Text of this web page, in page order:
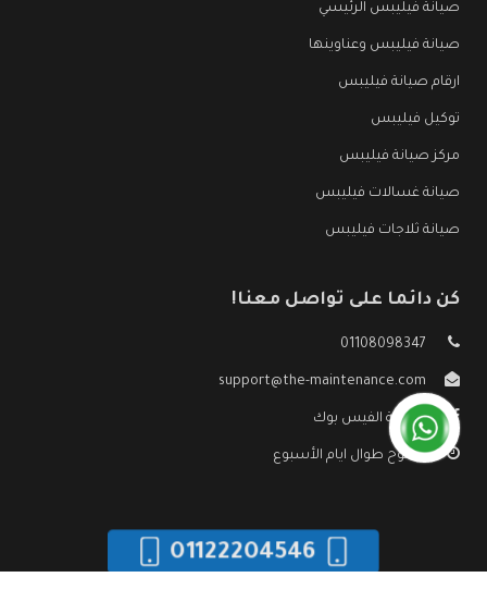
صيانة فيليبس الرئيسي
صيانة فيليبس وعناوينها
ارقام صيانة فيليبس
توكيل فيليبس
مركز صيانة فيليبس
صيانة غسالات فيليبس
صيانة ثلاجات فيليبس
كن دائما على تواصل معنا!
01108098347
support@the-maintenance.com
صفحة الفيس بوك
مفتوح طوال ايام الأسبوع
01122204546